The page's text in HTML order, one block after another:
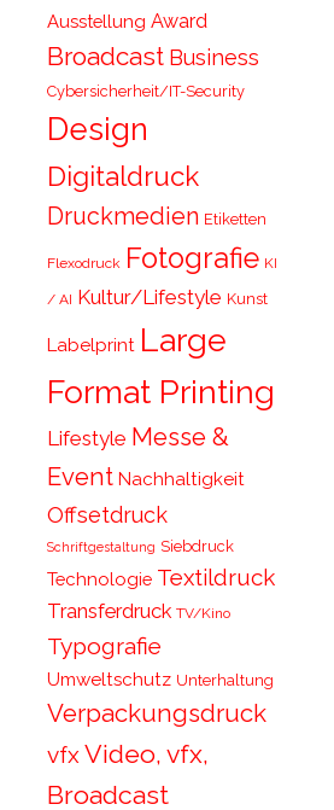
Ausstellung Award
Broadcast Business
Cybersicherheit/IT-Security
Design
Digitaldruck
Druckmedien Etiketten
Flexodruck Fotografie KI
/ AI Kultur/Lifestyle Kunst
Labelprint Large
Format Printing
Lifestyle Messe &
Event Nachhaltigkeit
Offsetdruck
Schriftgestaltung Siebdruck
Technologie Textildruck
Transferdruck TV/Kino
Typografie
Umweltschutz Unterhaltung
Verpackungsdruck
vfxVideo, vfx,
Broadcast